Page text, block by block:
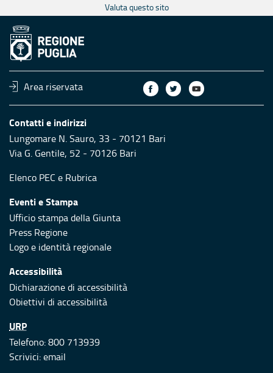
Valuta questo sito
Area riservata
Contatti e indirizzi
Lungomare N. Sauro, 33 - 70121 Bari
Via G. Gentile, 52 - 70126 Bari
Elenco PEC e Rubrica
Eventi e Stampa
Ufficio stampa della Giunta
Press Regione
Logo e identità regionale
Accessibilità
Dichiarazione di accessibilità
Obiettivi di accessibilità
URP
Telefono: 800 713939
Scrivici:email